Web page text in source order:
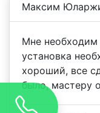
Максим
Мне необходим
установка
хороший, все
было, мастеру